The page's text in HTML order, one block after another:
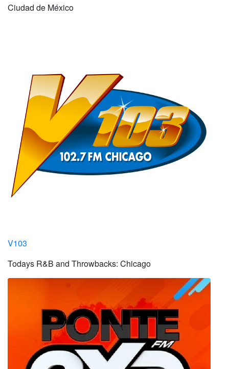
Ciudad de México
V103
Todays R&B and Throwbacks: Chicago